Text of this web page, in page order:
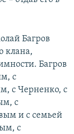
Багров
клана,
Багров
с
с Черненко, с
с
и с семьей
с